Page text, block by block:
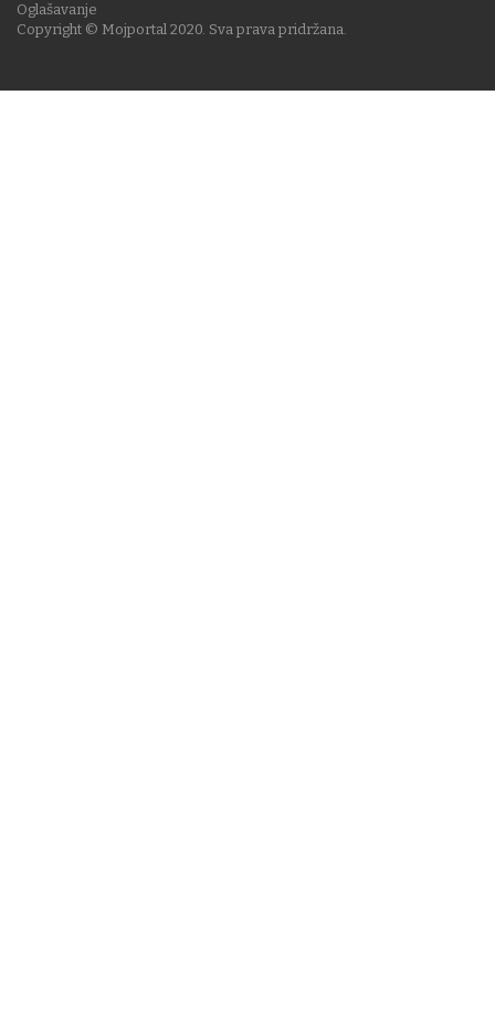
Copyright © Mojportal 2020. Sva prava pridržana.
Oglašavanje